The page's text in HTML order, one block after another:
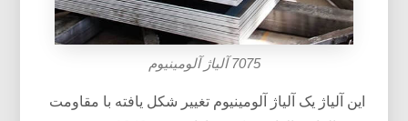
7075 آلیاژ آلومینیوم
این آلیاژ یک آلیاژ آلومینیوم تغییر شکل یافته با مقاومت